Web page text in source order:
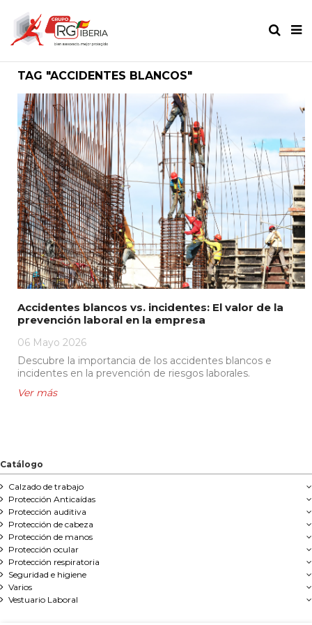
TAG "ACCIDENTES BLANCOS"
Accidentes blancos vs. incidentes: El valor de la
prevención laboral en la empresa
06 Mayo 2026
Descubre la importancia de los accidentes blancos e
incidentes en la prevención de riesgos laborales.
Catálogo
Calzado de trabajo
Protección Anticaídas
Protección auditiva
Protección de cabeza
Protección de manos
Protección ocular
Protección respiratoria
Seguridad e higiene
Varios
Vestuario Laboral